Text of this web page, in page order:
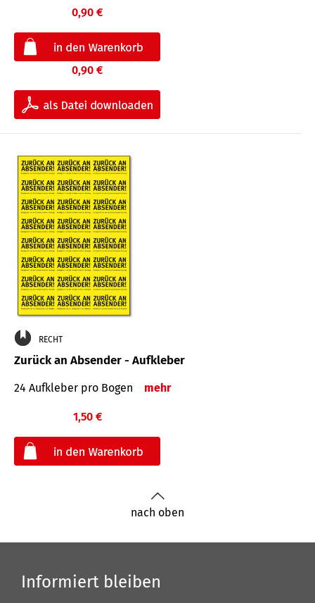
0,90 €
0,90 €
RECHT
Zurück an Absender - Aufkleber
24 Aufkleber pro Bogen mehr
1,50 €
nach oben
Informiert bleiben